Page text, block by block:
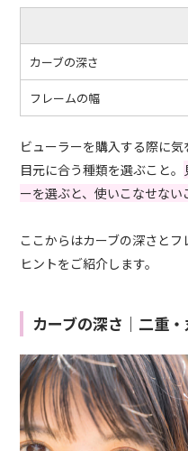
カーブの深さ
フレームの幅
ビューラーを購入する際に
目元に合う種類を選ぶこと。
ーを選ぶと、使いこなせない
ここからはカーブの深さと
ヒントをご紹介します。
カーブの深さ｜二重